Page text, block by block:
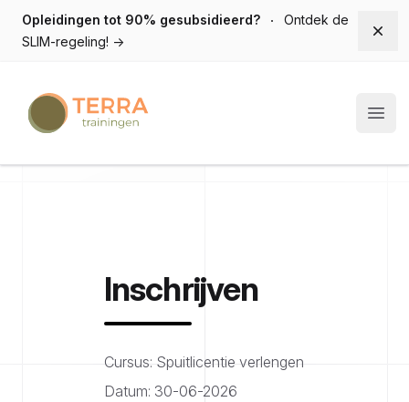
Opleidingen tot 90% gesubsidieerd?
Ontdek de
SLIM-regeling! →
Terra trainingen
Inschrijven
Cursus: Spuitlicentie verlengen
Datum: 30-06-2026